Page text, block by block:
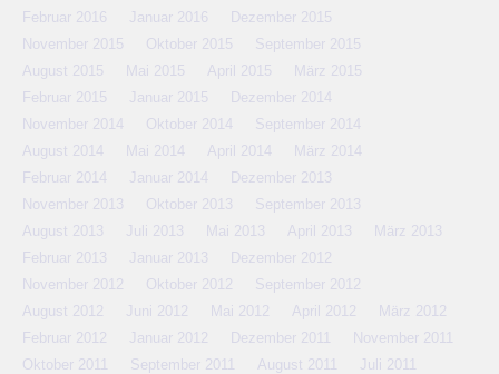
Februar 2016
Januar 2016
Dezember 2015
November 2015
Oktober 2015
September 2015
August 2015
Mai 2015 April 2015
März 2015
Februar 2015
Januar 2015
Dezember 2014
November 2014
Oktober 2014
September 2014
August 2014
Mai 2014 April 2014
März 2014
Februar 2014
Januar 2014
Dezember 2013
November 2013
Oktober 2013
September 2013
August 2013
Juli 2013 Mai 2013 April 2013
März 2013
Februar 2013
Januar 2013
Dezember 2012
November 2012
Oktober 2012
September 2012
August 2012
Juni 2012 Mai 2012 April 2012
März 2012
Februar 2012
Januar 2012 Dezember 2011
November 2011
Oktober 2011
September 2011 August 2011
Juli 2011